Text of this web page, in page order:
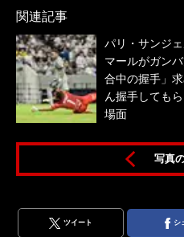
関連記事
パリ・サンジ
マールがガン
合中の握手」
ん握手しても
場面
写真
ツイート シ